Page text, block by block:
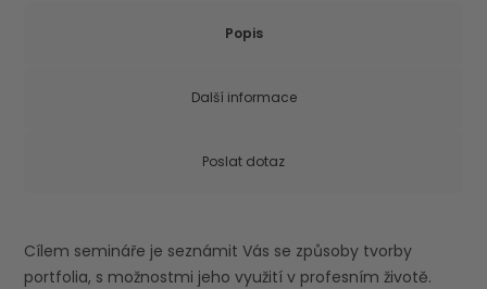
Popis
Další informace
Poslat dotaz
Cílem semináře je seznámit Vás se způsoby tvorby
portfolia, s možnostmi jeho využití v profesním životě.